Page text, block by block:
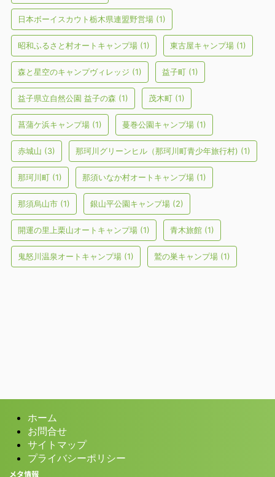
日本ボーイスカウト栃木県連盟野営場 (1)
昭和ふるさと村オートキャンプ場 (1) 東古屋キャンプ場 (1)
森と星空のキャンプヴィレッジ (1) 益子町 (1)
益子県立自然公園 益子の森 (1) 茂木町 (1)
菖蒲ケ浜キャンプ場 (1) 蔓巻公園キャンプ場 (1)
赤城山 (3) 那珂川グリーンヒル（那珂川町青少年旅行村) (1)
那珂川町 (1) 那須いなか村オートキャンプ場 (1)
那須烏山市 (1) 銀山平公園キャンプ場 (2)
開運の里上栗山オートキャンプ場 (1) 青木旅館 (1)
鬼怒川温泉オートキャンプ場 (1) 鷲の巣キャンプ場 (1)
ホーム
お問合せ
サイトマップ
プライバシーポリシー
メタ情報